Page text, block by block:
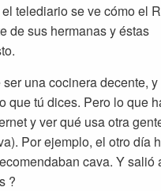
telediario se ve cómo el
de sus hermanas y éstas
una cocinera decente, y
que tú dices. Pero lo que
y ver qué usa otra
Por ejemplo, el otro día
cava. Y salió
?